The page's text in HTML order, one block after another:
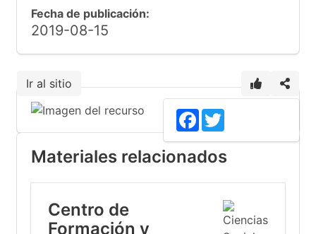
Fecha de publicación:
2019-08-15
Ir al sitio
Facebook
Materiales relacionados
Centro de
Formación y